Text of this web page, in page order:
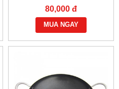
80,000 đ
MUA NGAY